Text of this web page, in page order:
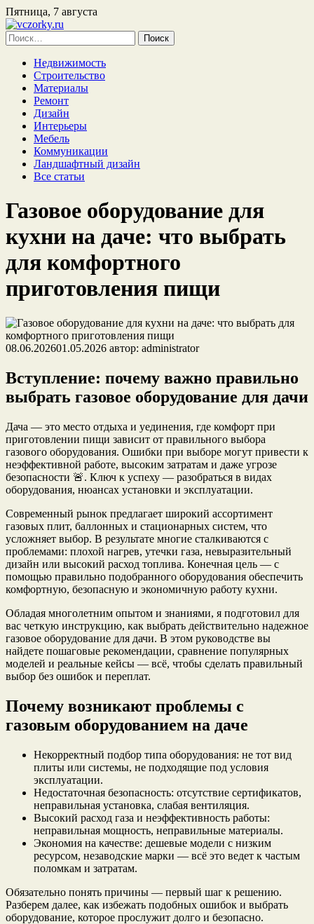
Пятница, 7 августа
Найти:
Недвижимость
Строительство
Материалы
Ремонт
Дизайн
Интерьеры
Мебель
Коммуникации
Ландшафтный дизайн
Все статьи
Газовое оборудование для
кухни на даче: что выбрать
для комфортного
приготовления пищи
08.06.202601.05.2026 автор: administrator
Вступление: почему важно правильно
выбрать газовое оборудование для дачи
Дача — это место отдыха и уединения, где комфорт при
приготовлении пищи зависит от правильного выбора
газового оборудования. Ошибки при выборе могут привести к
неэффективной работе, высоким затратам и даже угрозе
безопасности 🚨. Ключ к успеху — разобраться в видах
оборудования, нюансах установки и эксплуатации.
Современный рынок предлагает широкий ассортимент
газовых плит, баллонных и стационарных систем, что
усложняет выбор. В результате многие сталкиваются с
проблемами: плохой нагрев, утечки газа, невыразительный
дизайн или высокий расход топлива. Конечная цель — с
помощью правильно подобранного оборудования обеспечить
комфортную, безопасную и экономичную работу кухни.
Обладая многолетним опытом и знаниями, я подготовил для
вас четкую инструкцию, как выбрать действительно надежное
газовое оборудование для дачи. В этом руководстве вы
найдете пошаговые рекомендации, сравнение популярных
моделей и реальные кейсы — всё, чтобы сделать правильный
выбор без ошибок и переплат.
Почему возникают проблемы с
газовым оборудованием на даче
Некорректный подбор типа оборудования: не тот вид
плиты или системы, не подходящие под условия
эксплуатации.
Недостаточная безопасность: отсутствие сертификатов,
неправильная установка, слабая вентиляция.
Высокий расход газа и неэффективность работы:
неправильная мощность, неправильные материалы.
Экономия на качестве: дешевые модели с низким
ресурсом, незаводские марки — всё это ведет к частым
поломкам и затратам.
Обязательно понять причины — первый шаг к решению.
Разберем далее, как избежать подобных ошибок и выбрать
оборудование, которое прослужит долго и безопасно.